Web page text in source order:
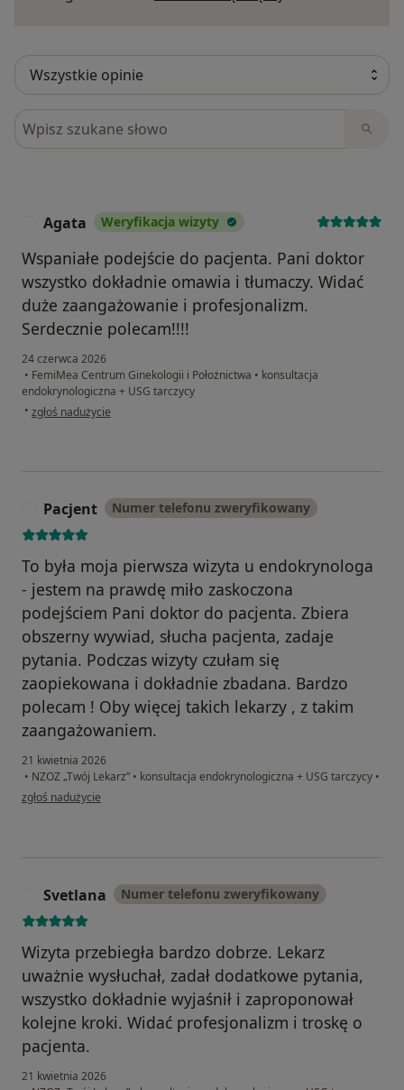
Szukaj w opiniach
Agata Weryfikacja wizyty
Wspaniałe podejście do pacjenta. Pani doktor
wszystko dokładnie omawia i tłumaczy. Widać
duże zaangażowanie i profesjonalizm.
Serdecznie polecam!!!!
24 czerwca 2026
• FemiMea Centrum Ginekologii i Położnictwa • konsultacja
endokrynologiczna + USG tarczycy
• w opinii użytkownika Agata
zgłoś nadużycie
Pacjent Numer telefonu zweryfikowany
To była moja pierwsza wizyta u endokrynologa
- jestem na prawdę miło zaskoczona
podejściem Pani doktor do pacjenta. Zbiera
obszerny wywiad, słucha pacjenta, zadaje
pytania. Podczas wizyty czułam się
zaopiekowana i dokładnie zbadana. Bardzo
polecam ! Oby więcej takich lekarzy , z takim
zaangażowaniem.
21 kwietnia 2026
• NZOZ „Twój Lekarz” • konsultacja endokrynologiczna + USG tarczycy •
w opinii użytkownika Pacjent
zgłoś nadużycie
Svetlana Numer telefonu zweryfikowany
Wizyta przebiegła bardzo dobrze. Lekarz
uważnie wysłuchał, zadał dodatkowe pytania,
wszystko dokładnie wyjaśnił i zaproponował
kolejne kroki. Widać profesjonalizm i troskę o
pacjenta.
21 kwietnia 2026